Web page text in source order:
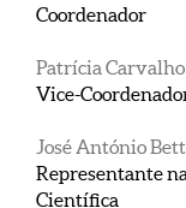
Coordenador
Patrícia Carvalho
Vice-
José António
Representante
Científica